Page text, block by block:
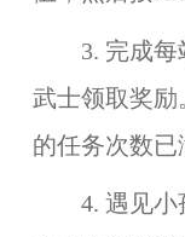
3. 完成每
武士领取奖励
的任务次数已
4. 遇见小孩